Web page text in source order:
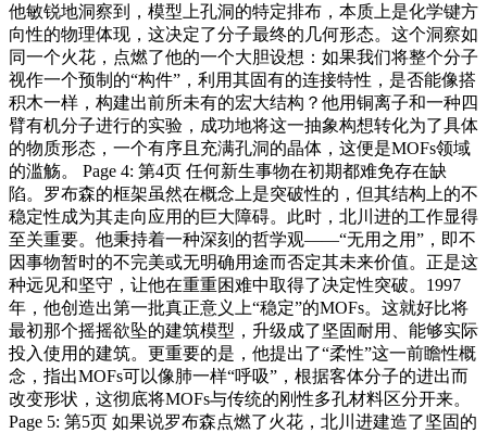
他敏锐地洞察到，模型上孔洞的特定排布，本质上是化学键方
向性的物理体现，这决定了分子最终的几何形态。这个洞察如
同一个火花，点燃了他的一个大胆设想：如果我们将整个分子
视作一个预制的“构件”，利用其固有的连接特性，是否能像搭
积木一样，构建出前所未有的宏大结构？他用铜离子和一种四
臂有机分子进行的实验，成功地将这一抽象构想转化为了具体
的物质形态，一个有序且充满孔洞的晶体，这便是MOFs领域
的滥觞。 Page 4: 第4页 任何新生事物在初期都难免存在缺
陷。罗布森的框架虽然在概念上是突破性的，但其结构上的不
稳定性成为其走向应用的巨大障碍。此时，北川进的工作显得
至关重要。他秉持着一种深刻的哲学观——“无用之用”，即不
因事物暂时的不完美或无明确用途而否定其未来价值。正是这
种远见和坚守，让他在重重困难中取得了决定性突破。1997
年，他创造出第一批真正意义上“稳定”的MOFs。这就好比将
最初那个摇摇欲坠的建筑模型，升级成了坚固耐用、能够实际
投入使用的建筑。更重要的是，他提出了“柔性”这一前瞻性概
念，指出MOFs可以像肺一样“呼吸”，根据客体分子的进出而
改变形状，这彻底将MOFs与传统的刚性多孔材料区分开来。
Page 5: 第5页 如果说罗布森点燃了火花，北川进建造了坚固的